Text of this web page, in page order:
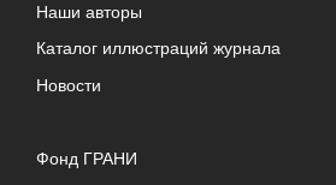
Наши авторы
Каталог иллюстраций журнала
Новости
Фонд ГРАНИ